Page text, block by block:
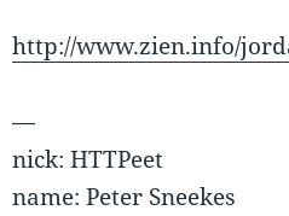
http://www.zien.info/
—
nick: HTTPeet
name: Peter Sneekes